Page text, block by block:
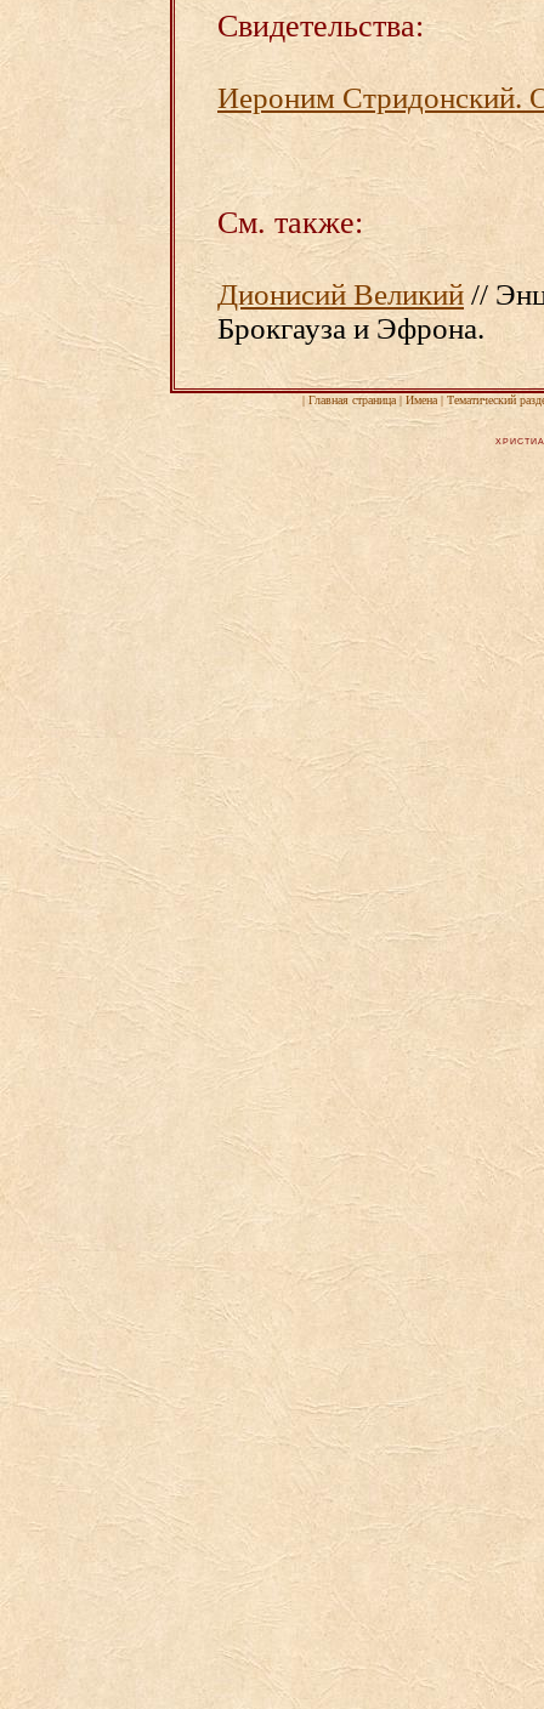
Свидетельства:
Иероним Стридонский.
См. также:
Дионисий Великий //
Брокгауза и Эфрона.
| Главная страница| Имена| Тематический